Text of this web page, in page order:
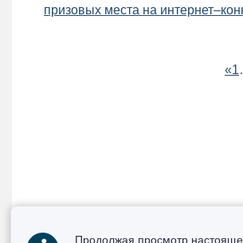
призовых места на
«1
Получить
Продолжая просмотр